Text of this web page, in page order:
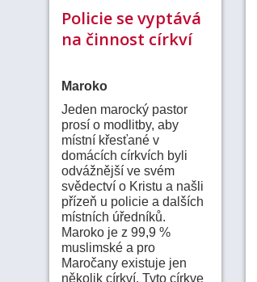
Policie se vyptává
na činnost církví
Maroko
Jeden marocký pastor
prosí o modlitby, aby
místní křesťané v
domácích církvích byli
odvážnější ve svém
svědectví o Kristu a našli
přízeň u policie a dalších
místních úředníků.
Maroko je z 99,9 %
muslimské a pro
Maročany existuje jen
několik církví. Tyto církve